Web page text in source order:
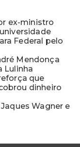
ex-ministro
Federal pelo
Mendonça
Lulinha
que
dinheiro
Wagner e